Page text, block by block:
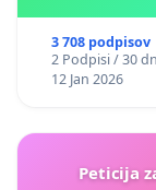
3 708 podpisov
2 Podpisi / 30
12 Jan 2026
Peticija